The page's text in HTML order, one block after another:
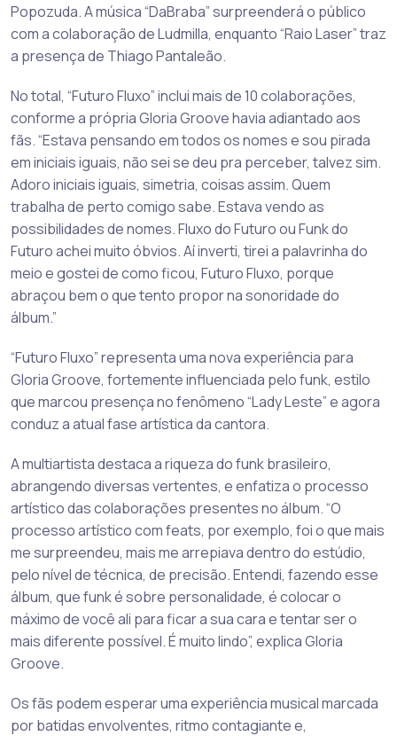
Popozuda. A música “DaBraba” surpreenderá o público
com a colaboração de Ludmilla, enquanto “Raio Laser” traz
a presença de Thiago Pantaleão.
No total, “Futuro Fluxo” inclui mais de 10 colaborações,
conforme a própria Gloria Groove havia adiantado aos
fãs. “Estava pensando em todos os nomes e sou pirada
em iniciais iguais, não sei se deu pra perceber, talvez sim.
Adoro iniciais iguais, simetria, coisas assim. Quem
trabalha de perto comigo sabe. Estava vendo as
possibilidades de nomes. Fluxo do Futuro ou Funk do
Futuro achei muito óbvios. Aí inverti, tirei a palavrinha do
meio e gostei de como ficou, Futuro Fluxo, porque
abraçou bem o que tento propor na sonoridade do
álbum.”
“Futuro Fluxo” representa uma nova experiência para
Gloria Groove, fortemente influenciada pelo funk, estilo
que marcou presença no fenômeno “Lady Leste” e agora
conduz a atual fase artística da cantora.
A multiartista destaca a riqueza do funk brasileiro,
abrangendo diversas vertentes, e enfatiza o processo
artístico das colaborações presentes no álbum. “O
processo artístico com feats, por exemplo, foi o que mais
me surpreendeu, mais me arrepiava dentro do estúdio,
pelo nível de técnica, de precisão. Entendi, fazendo esse
álbum, que funk é sobre personalidade, é colocar o
máximo de você ali para ficar a sua cara e tentar ser o
mais diferente possível. É muito lindo”, explica Gloria
Groove.
Os fãs podem esperar uma experiência musical marcada
por batidas envolventes, ritmo contagiante e,